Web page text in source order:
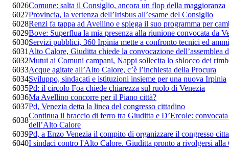
6026Comune: salta il Consiglio, ancora un flop della maggioranza
6027Provincia, la vertenza dell’Irisbus all’esame del Consiglio
6028Renzi fa tappa ad Avellino e spiega il suo programma per
6029Bove: Superflua la mia presenza alla riunione convocata da
6030Servizi pubblici, 360 Irpinia mette a confronto tecnici ed
6031 Alto Calore, Giuditta chiede la convocazione dell’assemblea
6032Mutui ai Comuni campani, Nappi sollecita lo sblocco dei
6033Acque agitate all’Alto Calore, c’è l’inchiesta della Procura
6034Sviluppo, sindacati e istituzioni insieme per una nuova Irpinia
6035Pd: il circolo Foa chiede chiarezza sul ruolo di Venezia
6036Ma Avellino concorre per il Piano città?
6037Pd, Venezia detta la linea del congresso cittadino
6038
Continua il braccio di ferro tra Giuditta e D’Ercole:
dell’Alto Calore
6039Pd, a Enzo Venezia il compito di organizzare il congresso
6040I sindaci contro l'Alto Calore. Giuditta pronto a rivolgersi alla